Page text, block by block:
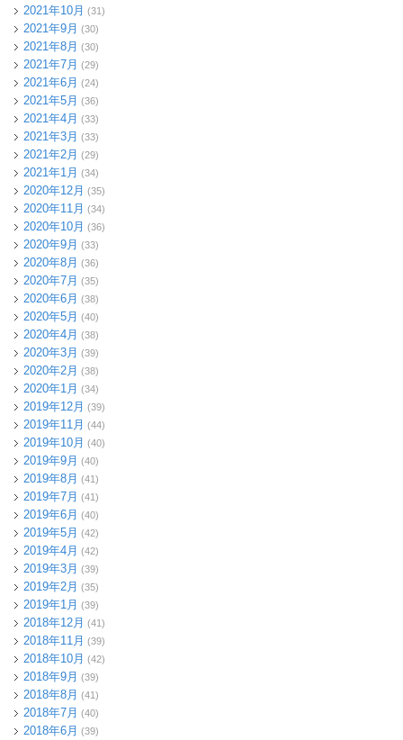
2021年10月 (31)
2021年9月 (30)
2021年8月 (30)
2021年7月 (29)
2021年6月 (24)
2021年5月 (36)
2021年4月 (33)
2021年3月 (33)
2021年2月 (29)
2021年1月 (34)
2020年12月 (35)
2020年11月 (34)
2020年10月 (36)
2020年9月 (33)
2020年8月 (36)
2020年7月 (35)
2020年6月 (38)
2020年5月 (40)
2020年4月 (38)
2020年3月 (39)
2020年2月 (38)
2020年1月 (34)
2019年12月 (39)
2019年11月 (44)
2019年10月 (40)
2019年9月 (40)
2019年8月 (41)
2019年7月 (41)
2019年6月 (40)
2019年5月 (42)
2019年4月 (42)
2019年3月 (39)
2019年2月 (35)
2019年1月 (39)
2018年12月 (41)
2018年11月 (39)
2018年10月 (42)
2018年9月 (39)
2018年8月 (41)
2018年7月 (40)
2018年6月 (39)